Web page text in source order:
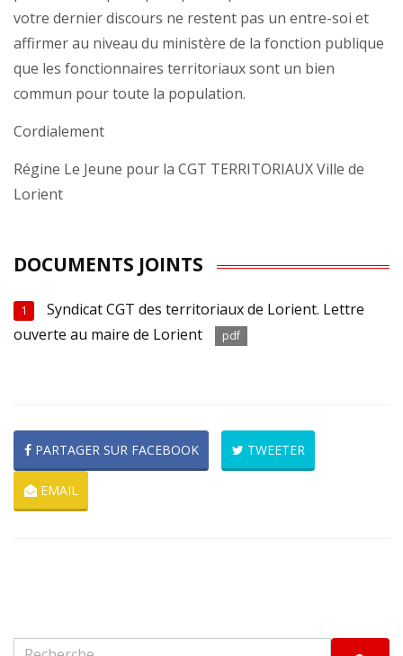
votre dernier discours ne restent pas un entre-soi et
affirmer au niveau du ministère de la fonction publique
que les fonctionnaires territoriaux sont un bien
commun pour toute la population.
Cordialement
Régine Le Jeune pour la CGT TERRITORIAUX Ville de
Lorient
DOCUMENTS JOINTS
1
Syndicat CGT des territoriaux de Lorient. Lettre
ouverte au maire de Lorient
pdf
PARTAGER SUR FACEBOOK TWEETER
EMAIL